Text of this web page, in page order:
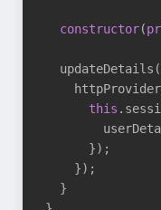
constructor(
this
      });
    });
  }